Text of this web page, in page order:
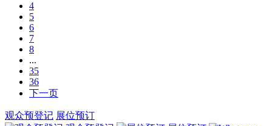
4
5
6
7
8
...
35
36
下一页
观众预登记 展位预订